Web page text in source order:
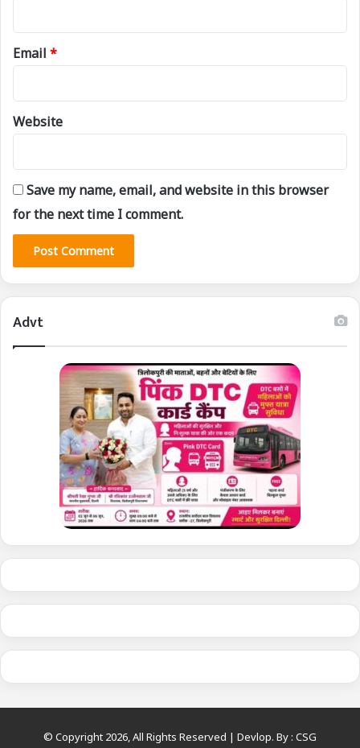
Email *
Website
Save my name, email, and website in this browser
for the next time I comment.
Advt
© Copyright 2026, All Rights Reserved | Devlop. By : CSG